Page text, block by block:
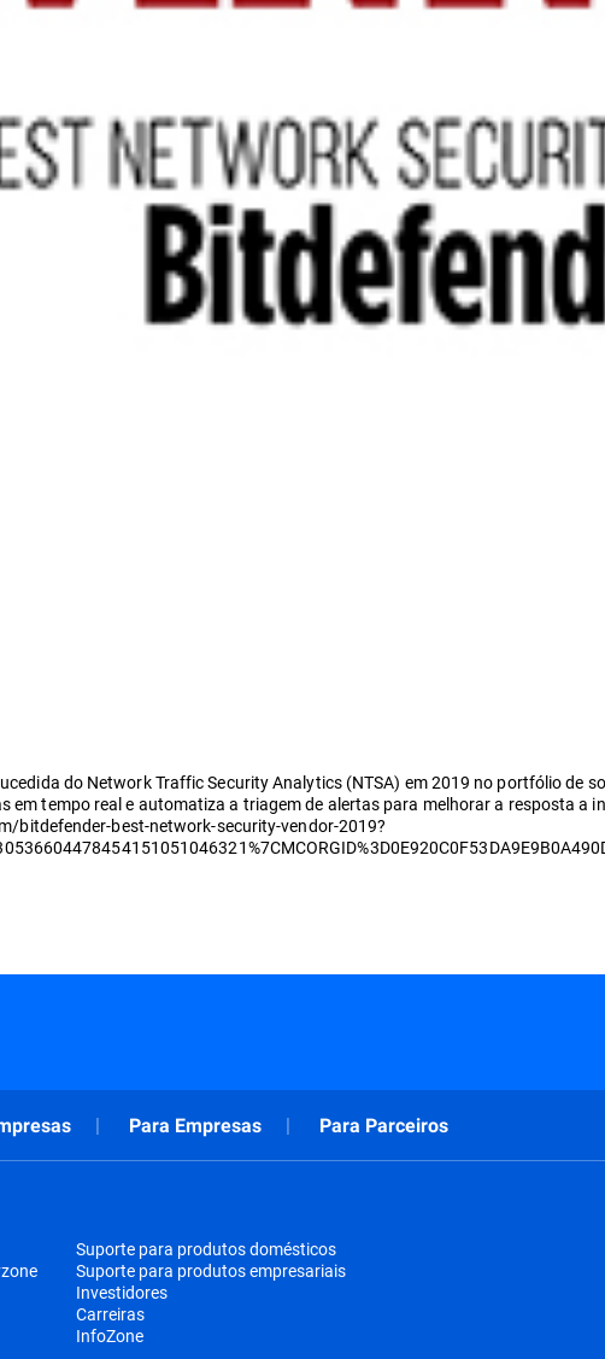
do Network Traffic Security Analytics (NTSA) em 2019 no portfólio de
em tempo real e automatiza a triagem de alertas para melhorar a resposta a
bitdefender-best-network-security-vendor-2019?
Para Empresas Para Parceiros
Suporte para produtos domésticos
Suporte para produtos empresariais
Investidores
Carreiras
InfoZone